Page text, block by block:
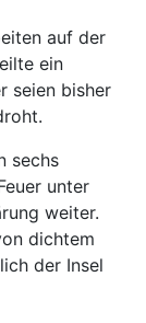
auf der
ein
seien bisher
sechs
unter
weiter.
dichtem
der Insel